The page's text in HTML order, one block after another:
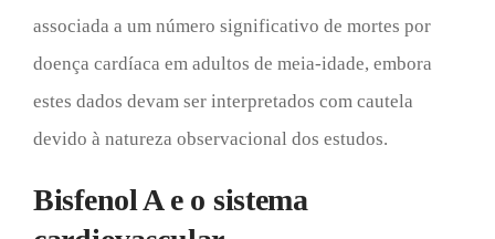
associada a um número significativo de mortes por
doença cardíaca em adultos de meia-idade, embora
estes dados devam ser interpretados com cautela
devido à natureza observacional dos estudos.
Bisfenol A e o sistema